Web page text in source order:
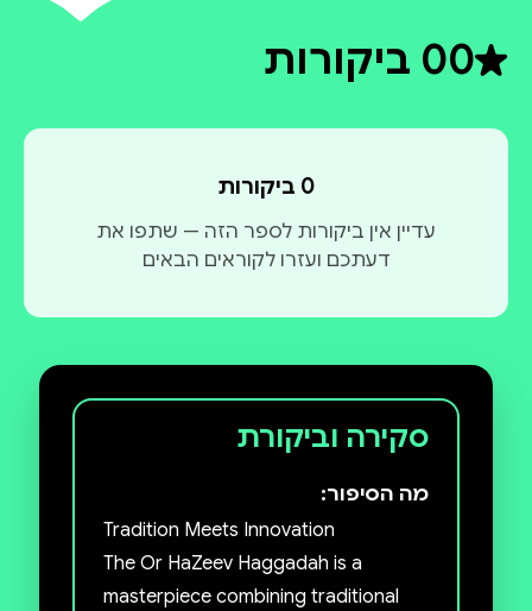
0דירוג ממוצע 0 מתוך 5
0 ביקורות
0 ביקורות
עדיין אין ביקורות לספר הזה — שתפו את
דעתכם ועזרו לקוראים הבאים
סקירה וביקורת
מה הסיפור:
Tradition Meets Innovation
The Or HaZeev Haggadah is a
masterpiece combining traditional